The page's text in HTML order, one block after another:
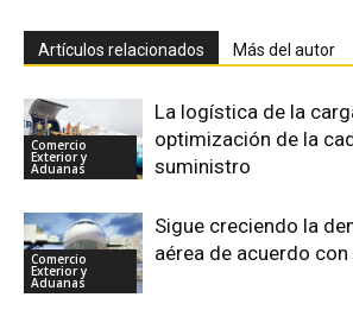
Artículos relacionados Más del autor
Comercio
Exterior y
Aduanas
La logística de la
optimización de la
suministro
Comercio
Exterior y
Aduanas
Sigue creciendo la
aérea de acuerdo